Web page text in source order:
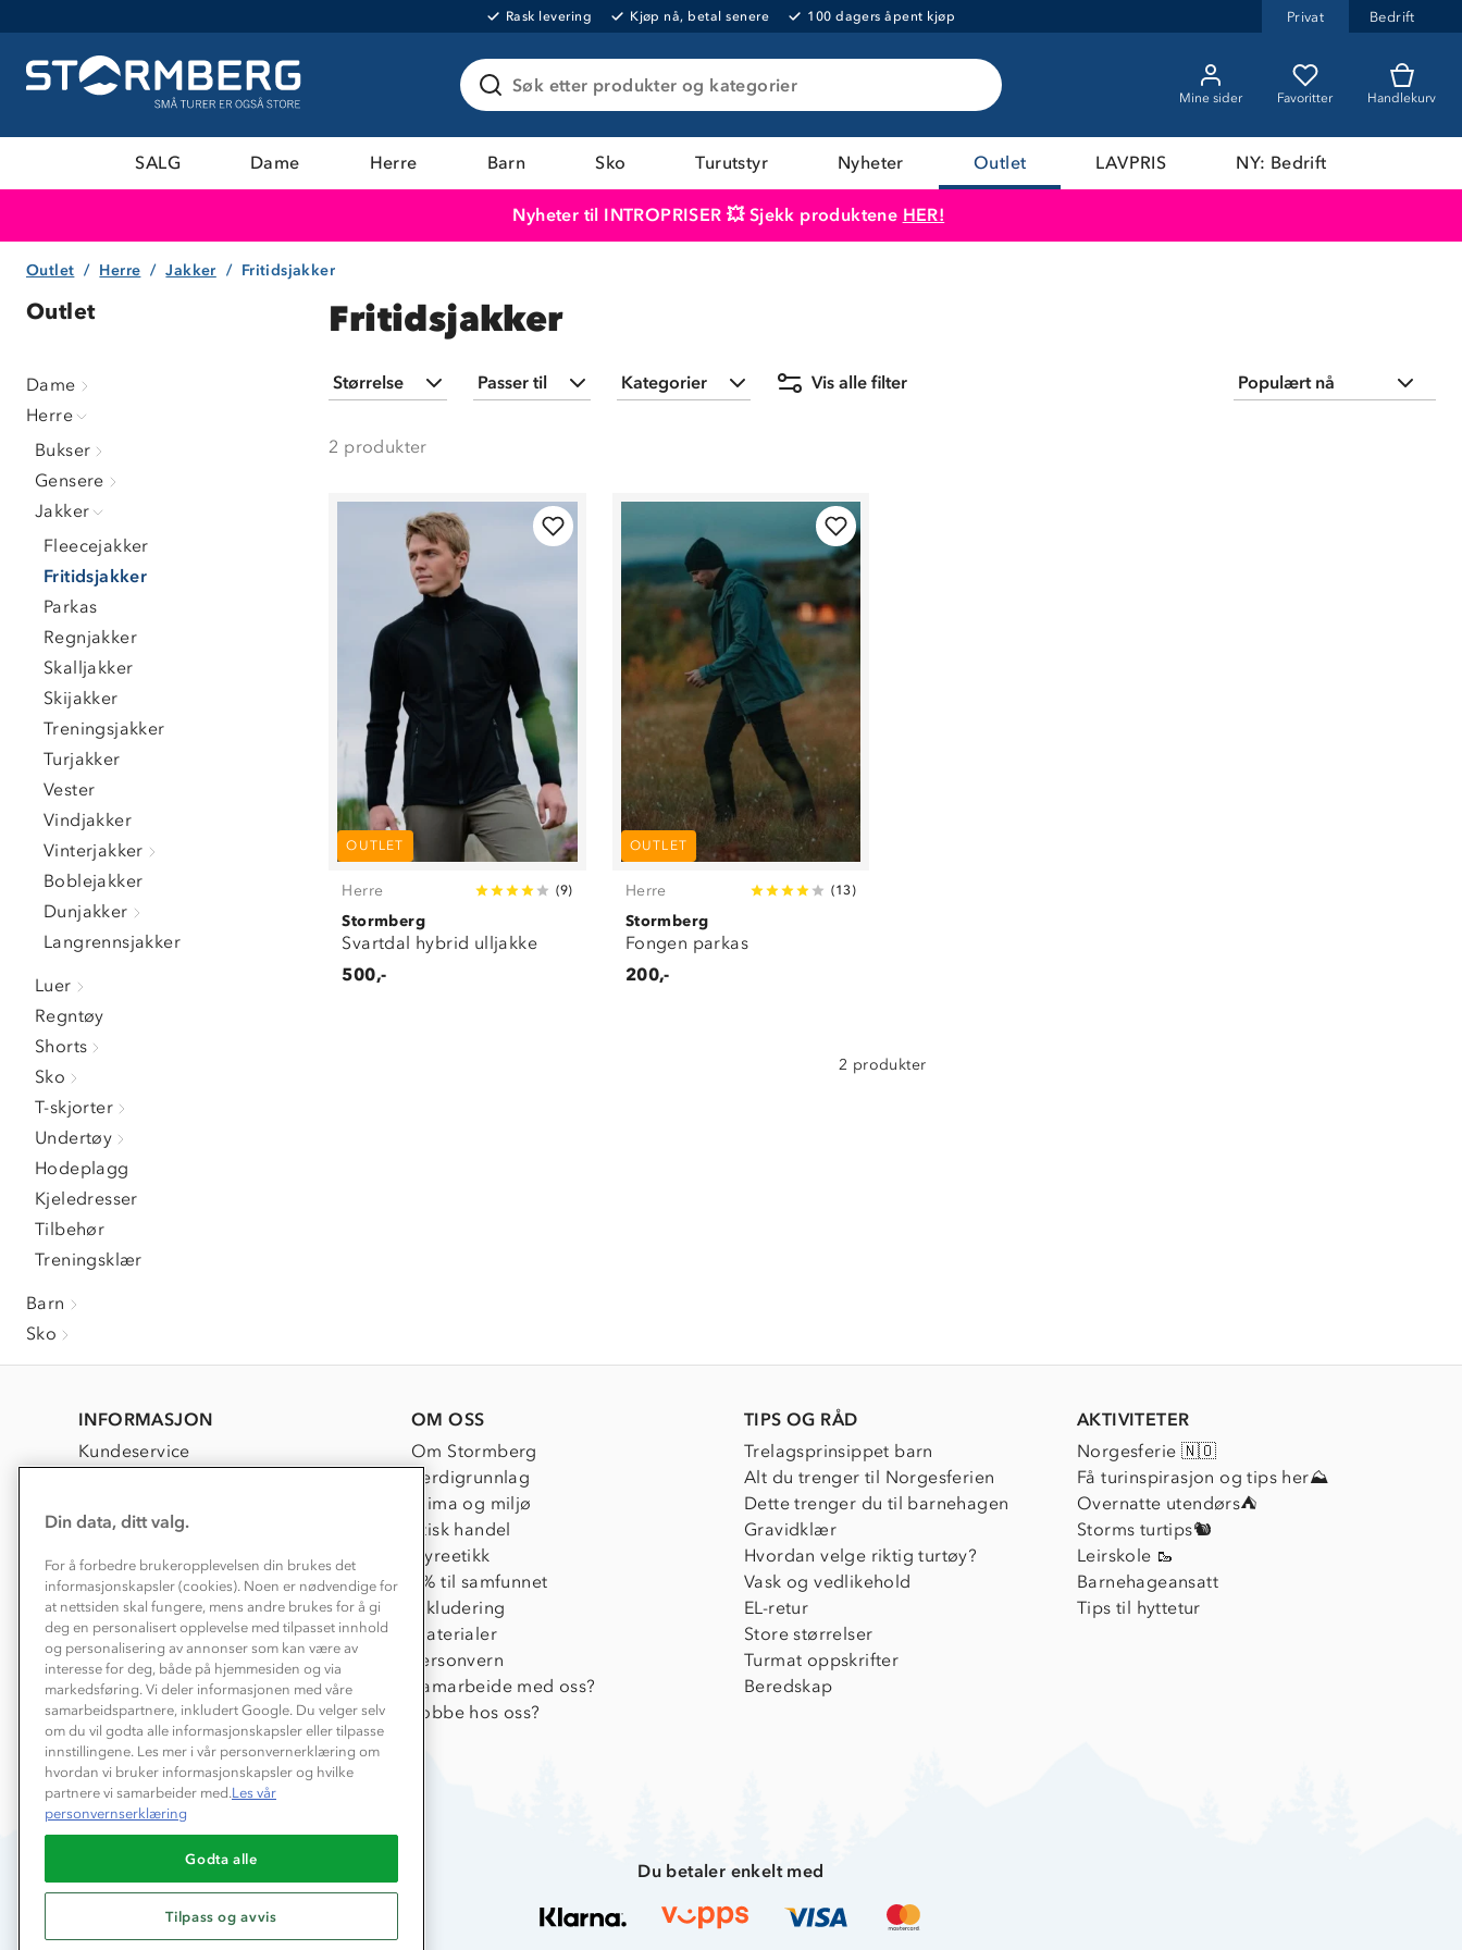
Rask levering Kjøp nå, betal senere 100 dagers åpent kjøp Privat Bedrift
Søk etter produkter og kategorier
Mine sider Favoritter Handlekurv
SALG Dame Herre Barn Sko Turutstyr Nyheter Outlet LAVPRIS NY: Bedrift
Nyheter til INTROPRISER 💥 Sjekk produktene HER!
Outlet Herre Jakker Fritidsjakker
Outlet
Dame
Herre
Bukser
Gensere
Jakker
Fleecejakker
Fritidsjakker
Parkas
Regnjakker
Skalljakker
Skijakker
Treningsjakker
Turjakker
Vester
Vindjakker
Vinterjakker
Boblejakker
Dunjakker
Langrennsjakker
Luer
Regntøy
Shorts
Sko
T-skjorter
Undertøy
Hodeplagg
Kjeledresser
Tilbehør
Treningsklær
Barn
Sko
Fritidsjakker
Størrelse
S (2)
Passer til Kategorier Vis alle filter
2 produkter
OUTLET
Herre (9)
Stormberg
Svartdal hybrid ulljakke
500,-
OUTLET
Herre (13)
Stormberg
Fongen parkas
200,-
2 produkter
INFORMASJON
Kundeservice
Kundeklubb
Våre butikker
Bedrift, barnehage og SFO
Presse
OM OSS
Om Stormberg
Verdigrunnlag
Klima og miljø
Etisk handel
Dyreetikk
1% til samfunnet
Inkludering
Materialer
Personvern
Samarbeide med oss?
Jobbe hos oss?
TIPS OG RÅD
Trelagsprinsippet barn
Alt du trenger til Norgesferien
Dette trenger du til barnehagen
Gravidklær
Hvordan velge riktig turtøy?
Vask og vedlikehold
EL-retur
Store størrelser
Turmat oppskrifter
Beredskap
AKTIVITETER
Norgesferie 🇳🇴
Få turinspirasjon og tips her⛰
Overnatte utendørs⛺
Storms turtips🐿️
Leirskole 🥾
Barnehageansatt
Tips til hyttetur
Du betaler enkelt med
Din data, ditt valg.
For å forbedre brukeropplevelsen din brukes det
informasjonskapsler (cookies). Noen er nødvendige for
at nettsiden skal fungere, mens andre brukes for å gi
deg en personalisert opplevelse med tilpasset innhold
og personalisering av annonser som kan være av
interesse for deg, både på hjemmesiden og via
markedsføring. Vi deler informasjonen med våre
samarbeidspartnere, inkludert Google. Du velger selv
om du vil godta alle informasjonskapsler eller tilpasse
innstillingene. Les mer i vår personvernerklæring om
hvordan vi bruker informasjonskapsler og hvilke
partnere vi samarbeider med.Les vår
personvernserklæring
Godta alle
Tilpass og avvis